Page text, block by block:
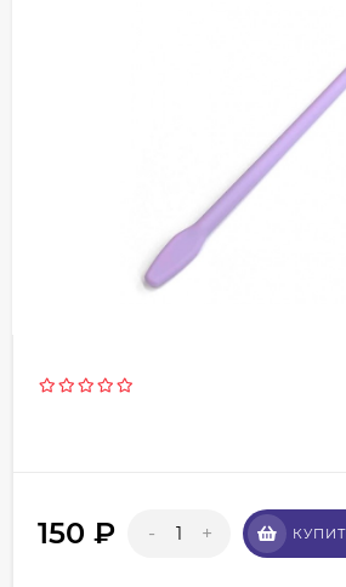
150 ₽ - +